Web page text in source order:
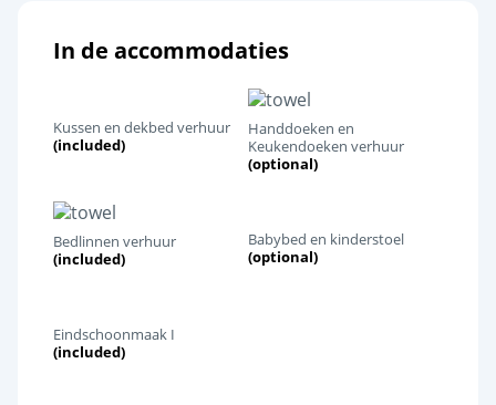
In de accommodaties
Kussen en dekbed verhuur
(included)
Handdoeken en
Keukendoeken verhuur
(optional)
Bedlinnen verhuur
(included)
Babybed en kinderstoel
(optional)
Eindschoonmaak I
(included)